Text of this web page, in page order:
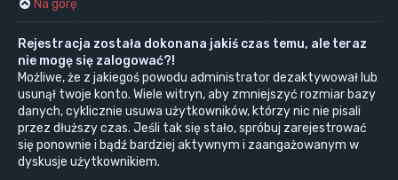
Na górę
Rejestracja została dokonana jakiś czas temu, ale teraz
nie mogę się zalogować?!
Możliwe, że z jakiegoś powodu administrator dezaktywował lub
usunął twoje konto. Wiele witryn, aby zmniejszyć rozmiar bazy
danych, cyklicznie usuwa użytkowników, którzy nic nie pisali
przez dłuższy czas. Jeśli tak się stało, spróbuj zarejestrować
się ponownie i bądź bardziej aktywnym i zaangażowanym w
dyskusje użytkownikiem.